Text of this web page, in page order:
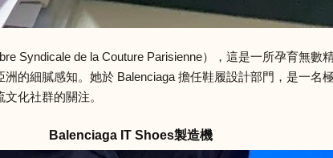
Syndicale de la Couture Parisienne），這是一所孕育無數
的細膩感知。她於 Balenciaga 擔任鞋履設計部門，是一名
化社群的關注。
Balenciaga IT Shoes製造機